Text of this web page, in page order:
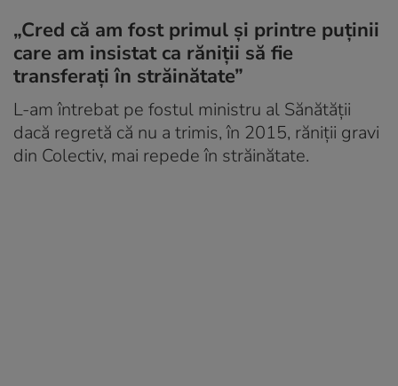
„Cred că am fost primul şi printre puţinii
care am insistat ca răniţii să fie
transferaţi în străinătate”
L-am întrebat pe fostul ministru al Sănătăţii
dacă regretă că nu a trimis, în 2015, răniţii gravi
din Colectiv, mai repede în străinătate.